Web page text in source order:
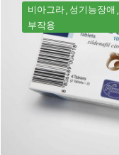
비아그라 성기능장애
부작용